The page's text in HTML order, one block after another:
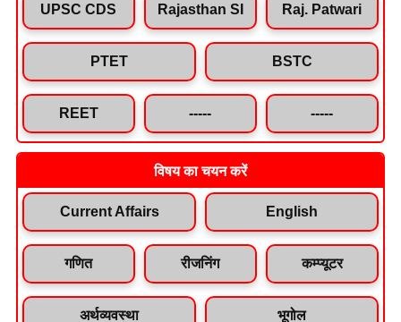
UPSC CDS Rajasthan SI Raj. Patwari
PTET BSTC
REET ----- -----
विषय का चयन करें
Current Affairs English
गणित रीजनिंग कम्प्यूटर
अर्थव्यवस्था भूगोल